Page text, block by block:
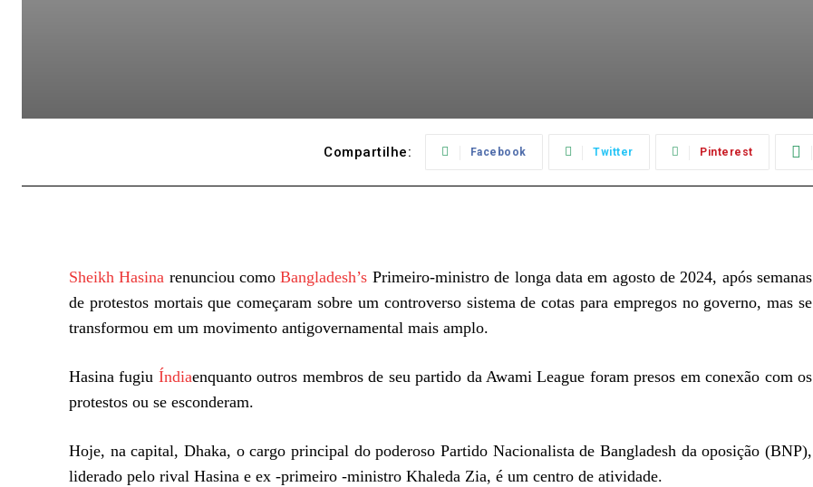
Compartilhe: Facebook Twitter Pinterest
Sheikh Hasina renunciou comoBangladesh’s Primeiro-ministro de longa data em agosto de 2024, após semanas
de protestos mortais que começaram sobre um controverso sistema de cotas para empregos no governo, mas se
transformou em um movimento antigovernamental mais amplo.
Hasina fugiu Índiaenquanto outros membros de seu partido da Awami League foram presos em conexão com os
protestos ou se esconderam.
Hoje, na capital, Dhaka, o cargo principal do poderoso Partido Nacionalista de Bangladesh da oposição (BNP),
liderado pelo rival Hasina e ex -primeiro -ministro Khaleda Zia, é um centro de atividade.